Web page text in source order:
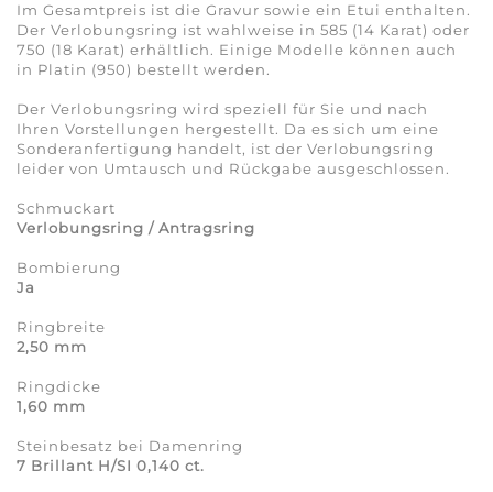
Im Gesamtpreis ist die Gravur sowie ein Etui enthalten.
Der Verlobungsring ist wahlweise in 585 (14 Karat) oder
750 (18 Karat) erhältlich. Einige Modelle können auch
in Platin (950) bestellt werden.
Der Verlobungsring wird speziell für Sie und nach
Ihren Vorstellungen hergestellt. Da es sich um eine
Sonderanfertigung handelt, ist der Verlobungsring
leider von Umtausch und Rückgabe ausgeschlossen.
Schmuckart
Verlobungsring / Antragsring
Bombierung
Ja
Ringbreite
2,50 mm
Ringdicke
1,60 mm
Steinbesatz bei Damenring
7 Brillant H/SI 0,140 ct.